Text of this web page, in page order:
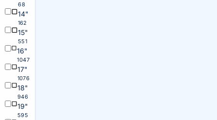
68
14"
162
15"
551
16"
1047
17"
1076
18"
946
19"
595